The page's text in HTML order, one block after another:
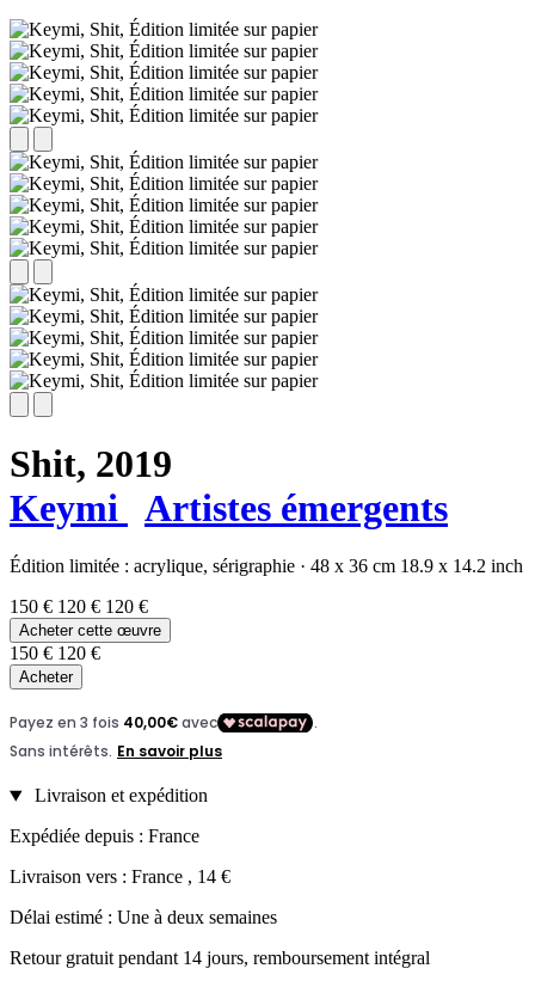
Shit, 2019
Keymi
Artistes émergents
Édition limitée : acrylique, sérigraphie · 48 x 36 cm 18.9 x 14.2 inch
150 € 120 € 120 €
Acheter cette œuvre
150 € 120 €
Acheter
Livraison et expédition
Expédiée depuis : France
Livraison vers : France , 14 €
Délai estimé : Une à deux semaines
Retour gratuit pendant 14 jours, remboursement intégral